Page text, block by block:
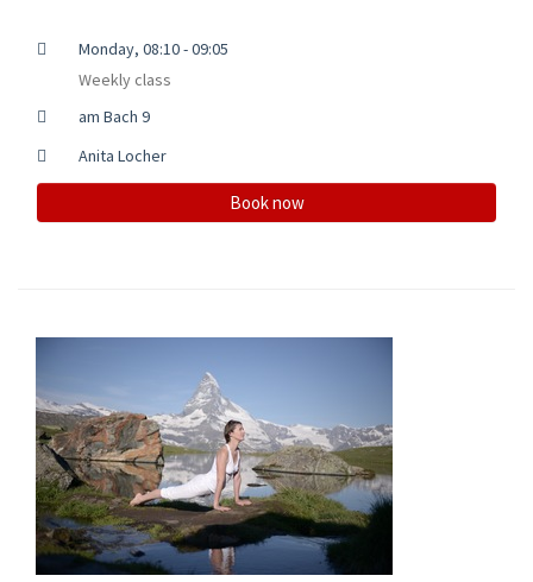
Monday, 08:10 - 09:05
Weekly class
am Bach 9
Anita Locher
Book now